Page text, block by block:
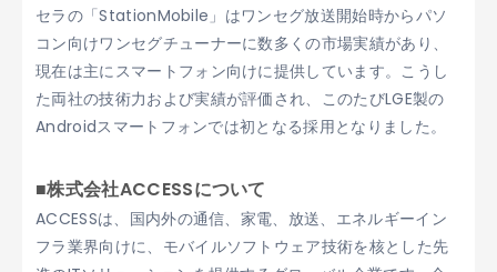
セラの「StationMobile」はワンセグ放送開始時からパソ
コン向けワンセグチューナーに数多くの市場実績があり、
現在は主にスマートフォン向けに提供しています。こうし
た両社の技術力および実績が評価され、このたびLGE製の
Androidスマートフォンでは初となる採用となりました。
■株式会社ACCESSについて
ACCESSは、国内外の通信、家電、放送、エネルギーイン
フラ業界向けに、モバイルソフトウェア技術を核とした先